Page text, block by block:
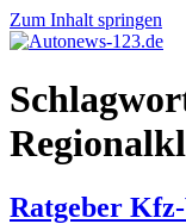
Zum Inhalt springen
Autonews-
123.de
Autonews
mit
Ratgeber